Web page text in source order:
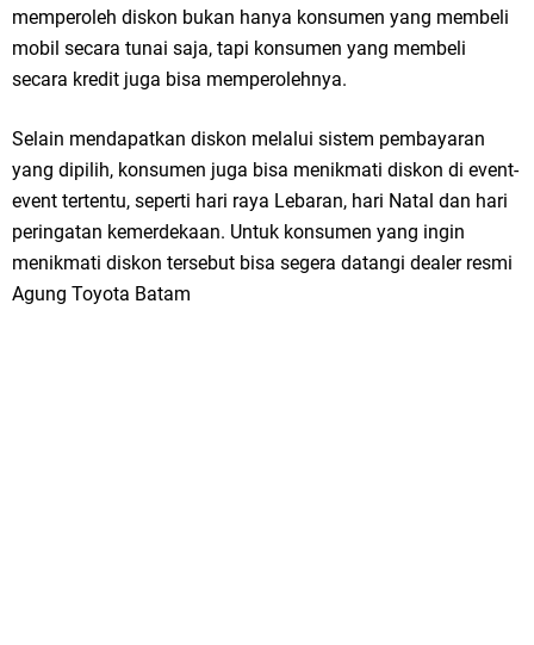
memperoleh diskon bukan hanya konsumen yang membeli
mobil secara tunai saja, tapi konsumen yang membeli
secara kredit juga bisa memperolehnya.
Selain mendapatkan diskon melalui sistem pembayaran
yang dipilih, konsumen juga bisa menikmati diskon di event-
event tertentu, seperti hari raya Lebaran, hari Natal dan hari
peringatan kemerdekaan. Untuk konsumen yang ingin
menikmati diskon tersebut bisa segera datangi dealer resmi
Agung Toyota Batam